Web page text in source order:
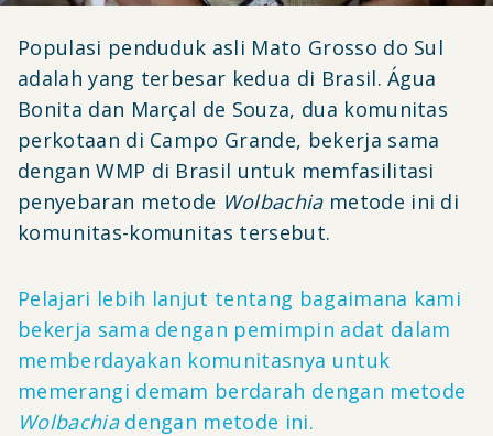
Populasi penduduk asli Mato Grosso do Sul
adalah yang terbesar kedua di Brasil. Água
Bonita dan Marçal de Souza, dua komunitas
perkotaan di Campo Grande, bekerja sama
dengan WMP di Brasil untuk memfasilitasi
penyebaran metode Wolbachiametode ini di
komunitas-komunitas tersebut.
Pelajari lebih lanjut tentang bagaimana kami
bekerja sama dengan pemimpin adat dalam
memberdayakan komunitasnya untuk
memerangi demam berdarah dengan metode
Wolbachiadengan metode ini.